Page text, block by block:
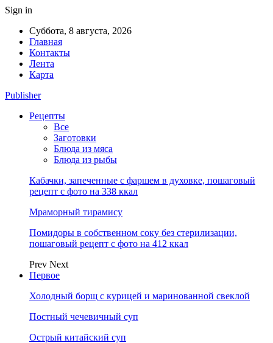
Sign in
Суббота, 8 августа, 2026
Главная
Контакты
Лента
Карта
Publisher
Рецепты
Все
Заготовки
Блюда из мяса
Блюда из рыбы
Кабачки, запеченные с фаршем в духовке, пошаговый
рецепт с фото на 338 ккал
Мраморный тирамису
Помидоры в собственном соку без стерилизации,
пошаговый рецепт с фото на 412 ккал
Prev Next
Первое
Холодный борщ с курицей и маринованной свеклой
Постный чечевичный суп
Острый китайский суп